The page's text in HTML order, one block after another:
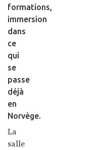
formations,
immersion
dans
ce
qui
se
passe
déjà
en
Norvège.
La
salle